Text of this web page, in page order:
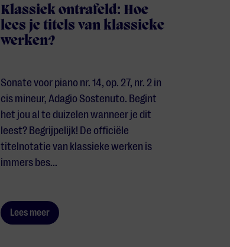
Klassiek ontrafeld: Hoe
lees je titels van klassieke
werken?
Sonate voor piano nr. 14, op. 27, nr. 2 in
cis mineur, Adagio Sostenuto. Begint
het jou al te duizelen wanneer je dit
leest? Begrijpelijk! De officiële
titelnotatie van klassieke werken is
immers bes...
Lees meer